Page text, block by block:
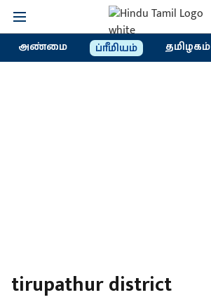
அண்மை ப்ரீமியம் தமிழகம்
tirupathur district